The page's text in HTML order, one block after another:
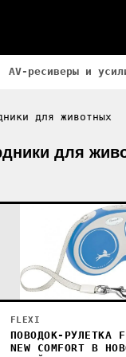
AV-ресиверы и
для животных
для
FLEXI
ПОВОДОК-РУЛЕТКА
NEW COMFORT В